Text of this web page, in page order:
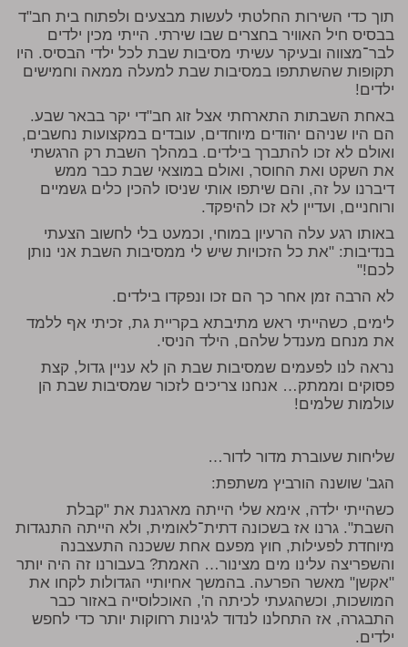
תוך כדי השירות החלטתי לעשות מבצעים ולפתוח בית חב"ד
בבסיס חיל האוויר בחצרים שבו שירתי. הייתי מכין ילדים
לבר־מצווה ובעיקר עשיתי מסיבות שבת לכל ילדי הבסיס. היו
תקופות שהשתתפו במסיבות שבת למעלה ממאה וחמישים
ילדים!
באחת השבתות התארחתי אצל זוג חב"די יקר בבאר שבע.
הם היו שניהם יהודים מיוחדים, עובדים במקצועות נחשבים,
ואולם לא זכו להתברך בילדים. במהלך השבת רק הרגשתי
את השקט ואת החוסר, ואולם במוצאי שבת כבר ממש
דיברנו על זה, והם שיתפו אותי שניסו להכין כלים גשמיים
ורוחניים, ועדיין לא זכו להיפקד.
באותו רגע עלה הרעיון במוחי, וכמעט בלי לחשוב הצעתי
בנדיבות: "את כל הזכויות שיש לי ממסיבות השבת אני נותן
לכם!"
לא הרבה זמן אחר כך הם זכו ונפקדו בילדים.
לימים, כשהייתי ראש מתיבתא בקריית גת, זכיתי אף ללמד
את מנחם מענדל שלהם, הילד הניסי.
נראה לנו לפעמים שמסיבות שבת הן לא עניין גדול, קצת
פסוקים וממתק… אנחנו צריכים לזכור שמסיבות שבת הן
עולמות שלמים!
שליחות שעוברת מדור לדור…
הגב' שושנה הורביץ משתפת:
כשהייתי ילדה, אימא שלי הייתה מארגנת את "קבלת
השבת". גרנו אז בשכונה דתית־לאומית, ולא הייתה התנגדות
מיוחדת לפעילות, חוץ מפעם אחת ששכנה התעצבנה
והשפריצה עלינו מים מצינור… האמת? בעבורנו זה היה יותר
"אקשן" מאשר הפרעה. בהמשך אחיותיי הגדולות לקחו את
המושכות, וכשהגעתי לכיתה ה', האוכלוסייה באזור כבר
התבגרה, אז התחלנו לנדוד לגינות רחוקות יותר כדי לחפש
ילדים.